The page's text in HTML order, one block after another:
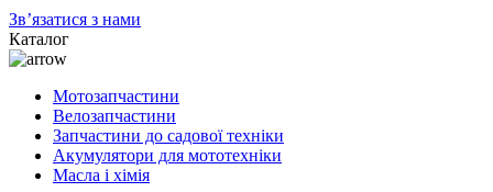
Зв’язатися з нами
Каталог
Мотозапчастини
Велозапчастини
Запчастини до садової техніки
Акумулятори для мототехніки
Масла і хімія